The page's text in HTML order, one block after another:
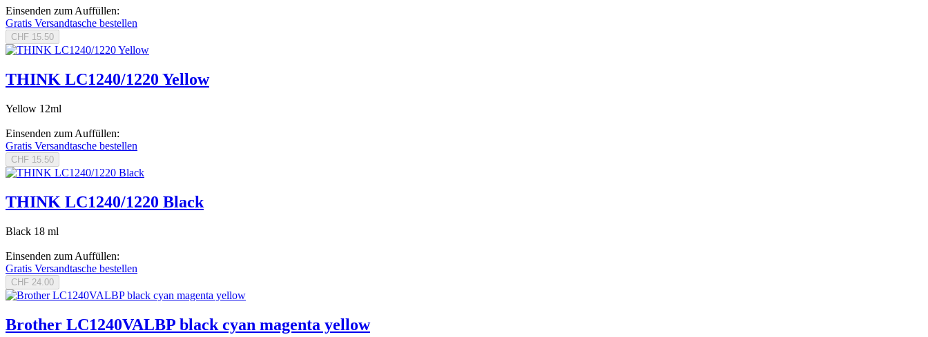
Einsenden zum Auffüllen:
Gratis Versandtasche bestellen
CHF 15.50
THINK LC1240/1220 Yellow
Yellow 12ml
Einsenden zum Auffüllen:
Gratis Versandtasche bestellen
CHF 15.50
THINK LC1240/1220 Black
Black 18 ml
Einsenden zum Auffüllen:
Gratis Versandtasche bestellen
CHF 24.00
Brother LC1240VALBP black cyan magenta yellow